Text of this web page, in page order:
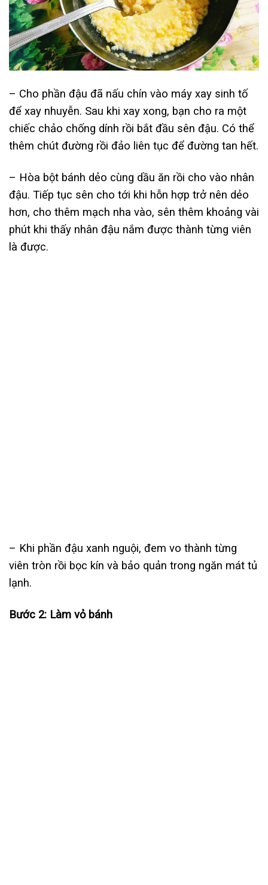
– Cho phần đậu đã nấu chín vào máy xay sinh tố
để xay nhuyễn. Sau khi xay xong, bạn cho ra một
chiếc chảo chống dính rồi bắt đầu sên đậu. Có thể
thêm chút đường rồi đảo liên tục để đường tan hết.
– Hòa bột bánh dẻo cùng dầu ăn rồi cho vào nhân
đậu. Tiếp tục sên cho tới khi hỗn hợp trở nên dẻo
hơn, cho thêm mạch nha vào, sên thêm khoảng vài
phút khi thấy nhân đậu nắm được thành từng viên
là được.
– Khi phần đậu xanh nguội, đem vo thành từng
viên tròn rồi bọc kín và bảo quản trong ngăn mát tủ
lạnh.
Bước 2: Làm vỏ bánh